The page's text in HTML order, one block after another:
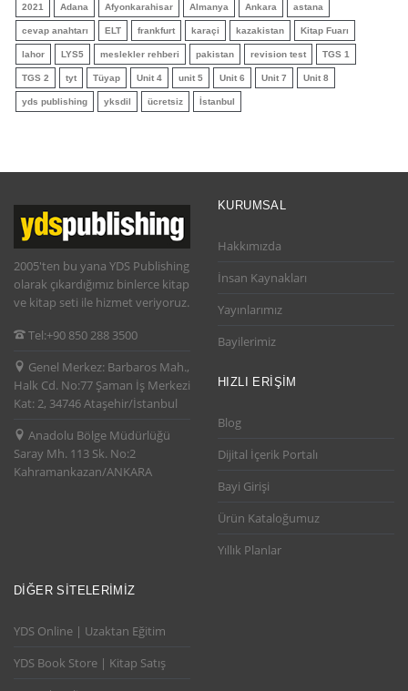
2021 Adana Afyonkarahisar Almanya Ankara astana
cevap anahtarı ELT frankfurt karaçi kazakistan Kitap Fuarı
lahor LYS5 meslekler rehberi pakistan revision test TGS 1
TGS 2 tyt Tüyap Unit 4 unit 5 Unit 6 Unit 7 Unit 8
yds publishing yksdil ücretsiz İstanbul
2005'ten bu yana YDS Publishing
olarak çıkardığımız binlerce kitap
ve kitap seti ile hizmet veriyoruz.
Tel:+90 850 288 3500
Genel Merkez: Barbaros Mah.,
Halk Cd. No:77 Şaman İş Merkezi
Kat: 2, 34746 Ataşehir/İstanbul
Anadolu Bölge Müdürlüğü
Saray Mh. 113 Sk. No:2
Kahramankazan/ANKARA
KURUMSAL
Hakkımızda
İnsan Kaynakları
Yayınlarımız
Bayilerimiz
HIZLI ERIŞIM
Blog
Dijital İçerik Portalı
Bayi Girişi
Ürün Kataloğumuz
Yıllık Planlar
DIĞER SITELERIMIZ
YDS Online | Uzaktan Eğitim
YDS Book Store | Kitap Satış